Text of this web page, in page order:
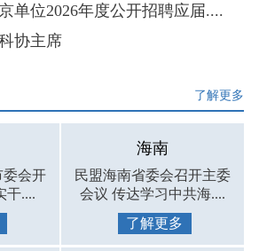
单位2026年度公开招聘应届....
协主席
了解更多
委会开
干....
海南
民盟海南省委会召开主委
会议 传达学习中共海....
了解更多